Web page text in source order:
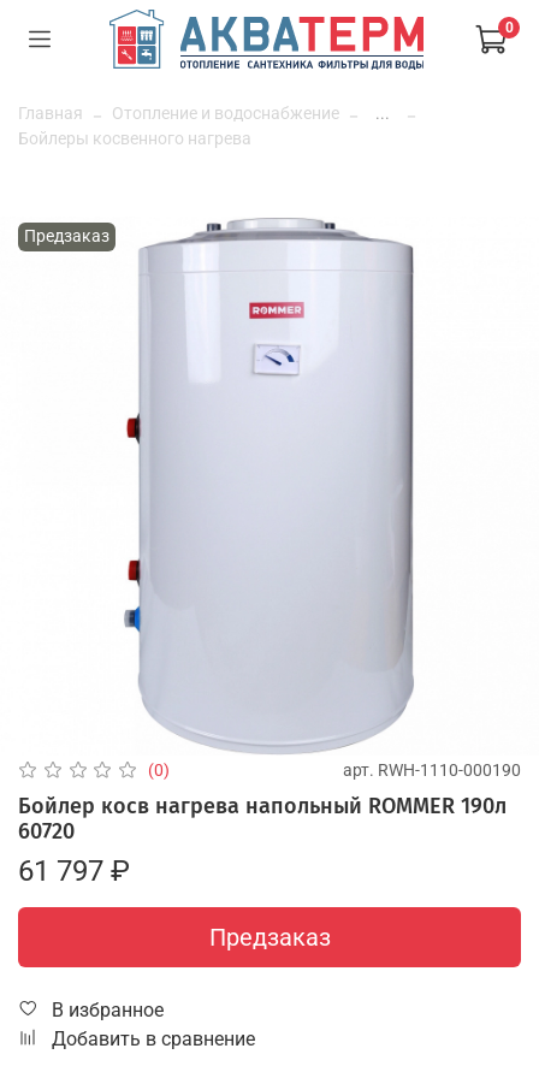
0
Главная Отопление и водоснабжение
...
Бойлеры косвенного нагрева
Предзаказ
(0) арт. RWH-1110-000190
Бойлер косв нагрева напольный ROMMER 190л
60720
61 797 ₽
Предзаказ
В избранное
Добавить в сравнение